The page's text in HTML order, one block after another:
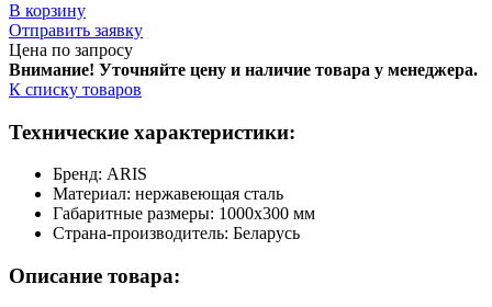
В корзину
Отправить заявку
Цена по запросу
Внимание! Уточняйте цену и наличие товара у менеджера.
К списку товаров
Технические характеристики:
Бренд: ARIS
Материал: нержавеющая сталь
Габаритные размеры: 1000х300 мм
Страна-производитель: Беларусь
Описание товара: